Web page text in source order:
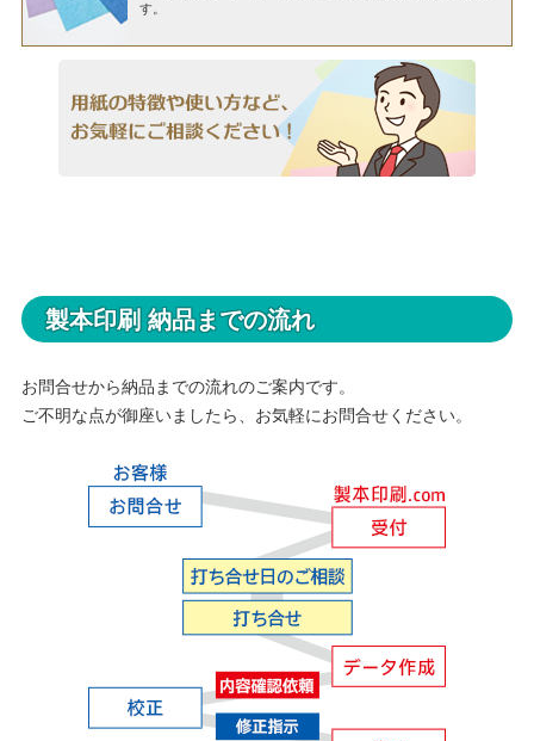
す。
製本印刷 納品までの流れ
お問合せから納品までの流れのご案内です。
ご不明な点が御座いましたら、お気軽にお問合せください。